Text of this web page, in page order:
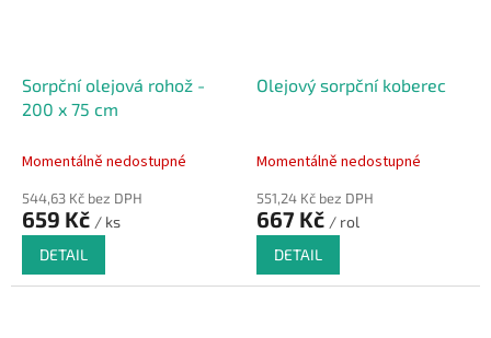
Sorpční olejová rohož -
200 x 75 cm
Momentálně nedostupné
544,63 Kč bez DPH
659 Kč / ks
DETAIL
Olejový sorpční koberec
Momentálně nedostupné
551,24 Kč bez DPH
667 Kč / rol
DETAIL